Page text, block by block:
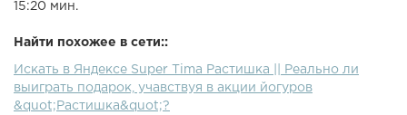
нас получилось!Музыка - walk-in-the-sun Childhood chill-
15:20 мин.
Найти похожее в сети::
Искать в Яндексе Super Tima Растишка || Реально ли
выиграть подарок, учавствуя в акции йогуров
&quot;Растишка&quot;?